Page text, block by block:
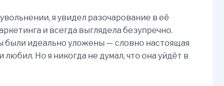
я увидел разочарование в её
и всегда выглядела безупречно.
были идеально уложены — словно настоящая
Но я никогда не думал, что она уйдёт в